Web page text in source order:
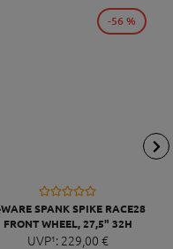
SPANK SPIKE RACE28
FRONT WHEEL, 27,5" 32H
BLACK
UVP¹: 229,00 €
-56 %